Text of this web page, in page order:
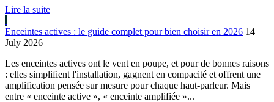
Lire la suite
Enceintes actives : le guide complet pour bien choisir en 2026 14
July 2026
Les enceintes actives ont le vent en poupe, et pour de bonnes raisons
: elles simplifient l'installation, gagnent en compacité et offrent une
amplification pensée sur mesure pour chaque haut-parleur. Mais
entre « enceinte active », « enceinte amplifiée »...